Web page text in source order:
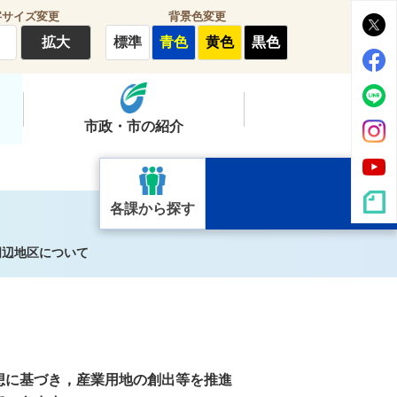
イズ変更
拡大
背景色変更
標準 青色 黄色 黒色
市政・市の紹介
各課から探す
地区について
基づき，産業用地の創出等を推進